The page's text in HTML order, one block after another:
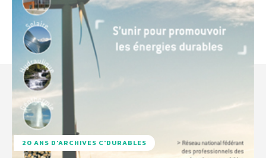
20 ANS D'ARCHIVES C'DURABLES